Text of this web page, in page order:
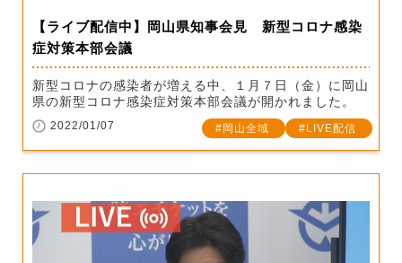
【ライブ配信中】岡山県知事会見 新型コロナ感染
症対策本部会議
新型コロナの感染者が増える中、１月７日（金）に岡山
県の新型コロナ感染症対策本部会議が開かれました。
2022/01/07 岡山全域 LIVE配信